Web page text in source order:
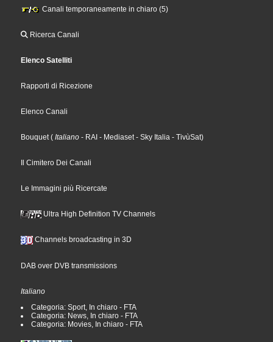
Canali temporaneamente in chiaro (5)
Ricerca Canali
Elenco Satelliti
Rapporti di Ricezione
Elenco Canali
Bouquet( Italiano - RAI - Mediaset- Sky Italia - TivùSat)
Il Cimitero Dei Canali
Le Immagini più Ricercate
Ultra High Definition TV Channels
Channels broadcasting in 3D
DAB over DVB transmissions
Italiano
Categoria: Sport, In chiaro - FTA
Categoria: News, In chiaro - FTA
Categoria: Movies, In chiaro - FTA